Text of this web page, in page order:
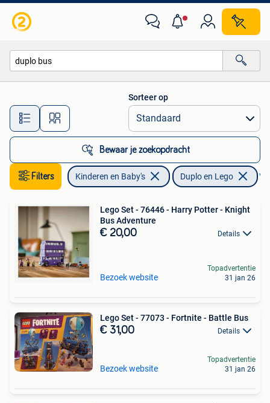
Alle afstanden…
Sorteer op
Bewaar je zoekopdracht
Filters Kinderen en Baby's Duplo en Lego
Lego Set - 76446 - Harry Potter - Knight
Bus Adventure
€ 20,00 Details
Bezoek website
Topadvertentie
31 jan 26
Lego Set - 77073 - Fortnite - Battle Bus
€ 31,00 Details
Bezoek website
Topadvertentie
31 jan 26